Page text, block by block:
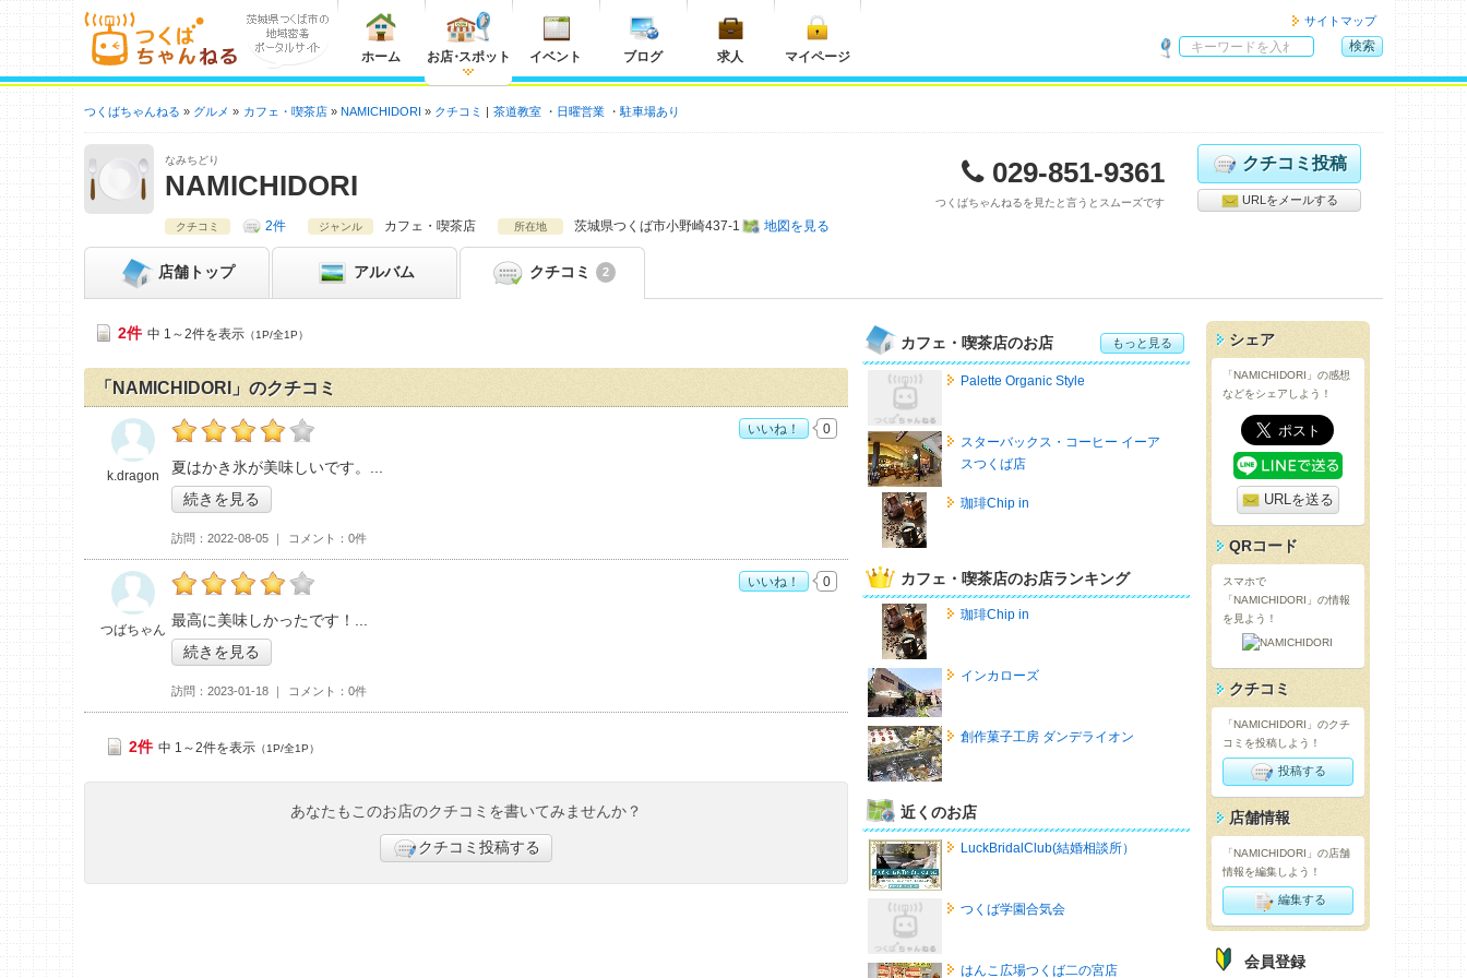
ホーム お店・スポット イベント ブログ 求人 マイページ
サイトマップ
内
索
検索
つくばちゃんねる グルメ カフェ・喫茶店 NAMICHIDORI クチコミ 茶道教室 日曜営業 駐車場あり
なみちどり
NAMICHIDORI 029-851-9361
つくばちゃんねるを見たと言うとスムーズです
クチコミ投稿
URLをメールする
クチコミ 2件 ジャンル カフェ・喫茶店 所在地 茨城県つくば市小野崎437-1 地図を見る
店舗 トップ アルバム クチコミ 2
2件 中 1～2件を表示 （1P/全1P）
「NAMICHIDORI」のクチコミ
k.dragonの「NAMICHIDORI>」おすすめ度：
夏はかき氷が美味しいです。
続きを見る
訪問 2022-08-05 コメント 0件
k.dragon
いいね！ 0
つばちゃんの「NAMICHIDORI>」おすすめ度：
最高に美味しかったです！
続きを見る
訪問 2023-01-18 コメント 0件
つばちゃん
いいね！ 0
2件 中 1～2件を表示 （1P/全1P）
あなたもこのお店のクチコミを書いてみませんか？
クチコミ投稿する
カフェ・喫茶店のお店 もっと見る
Palette Organic Style
スターバックス・コーヒー イーア
スつくば店
珈琲Chip in
カフェ・喫茶店のお店ランキング
珈琲Chip in
インカローズ
創作菓子工房 ダンデライオン
近くのお店
LuckBridalClub(結婚相談所）
つくば学園合気会
はんこ広場つくば二の宮店
シェア
「NAMICHIDORI」の感想
などをシェアしよう！
URLを送る
QRコード
スマホで
「NAMICHIDORI」の情報
を見よう！
クチコミ
「NAMICHIDORI」のクチ
コミを投稿しよう！
投稿する
店舗情報
「NAMICHIDORI」の店舗
情報を編集しよう！
編集する
会員登録